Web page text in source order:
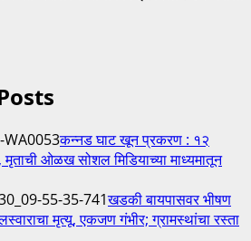
कन्नड घाट खून प्रकरण : १२
मृताची ओळख सोशल मिडियाच्या माध्यमातून
खडकी बायपासवर भीषण
मृत्यू, एकजण गंभीर; ग्रामस्थांचा रस्ता